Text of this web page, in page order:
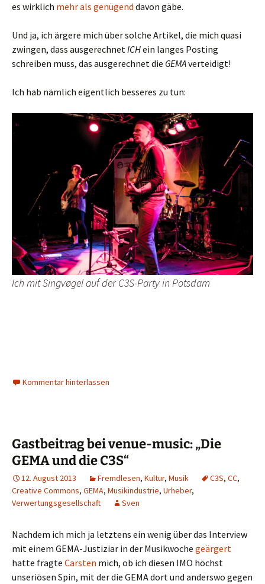
es wirklich mehr als genügend davon gäbe.
Und ja, ich ärgere mich über solche Artikel, die mich quasi
zwingen, dass ausgerechnetICHein langes Posting
schreiben muss, das ausgerechnet die GEMAverteidigt!
Ich hab nämlich eigentlich besseres zu tun:
Ich mit Singvøgel auf der C3S-Party in Potsdam
Kommentar hinterlassen
Gastbeitrag bei venue-music: „Die
GEMA und die C3S“
12. August 2013 Fremdlesen, Kultur, Musik C3S, CC,
Creative Commons, GEMA, Musikindustrie, Urheber,
Verwertungsgesellschaft
Sven
Nachdem ich mich ja letztens ein wenig über das Interview
mit einem GEMA-Justiziar in der Musikwoche geärgert
hatte fragte Carsten mich, ob ich diesen IMO höchst
unseriösen Spin, mit der die GEMA dort und anderswo gegen